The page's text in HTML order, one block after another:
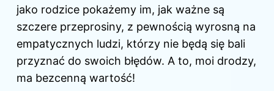
jako rodzice pokażemy im, jak ważne są
szczere przeprosiny, z pewnością wyrosną na
empatycznych ludzi, którzy nie będą się bali
przyznać do swoich błędów. A to, moi drodzy,
ma bezcenną wartość!